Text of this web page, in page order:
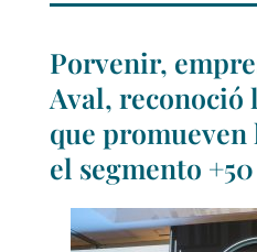
Porvenir,
Aval, reconoció
que
el segmento +50